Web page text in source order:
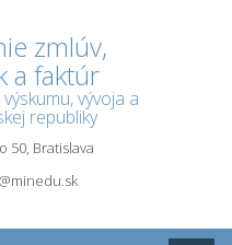
zmlúv,
a faktúr
vývoja a
republiky
50, Bratislava